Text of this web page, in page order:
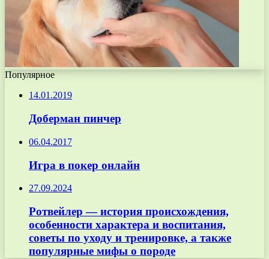
Популярное
14.01.2019
Доберман пинчер
06.04.2017
Игра в покер онлайн
27.09.2024
Ротвейлер — история происхождения,
особенности характера и воспитания,
советы по уходу и тренировке, а также
популярные мифы о породе